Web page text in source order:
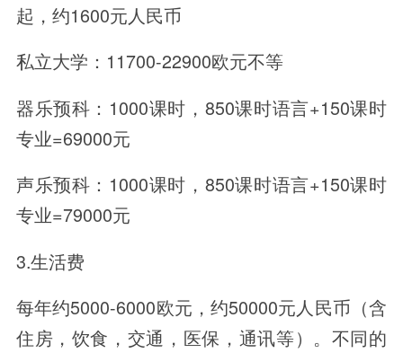
起，约1600元人民币
私立大学：11700-22900欧元不等
器乐预科：1000课时，850课时语言+150课时
专业=69000元
声乐预科：1000课时，850课时语言+150课时
专业=79000元
3.生活费
每年约5000-6000欧元，约50000元人民币（含
住房，饮食，交通，医保，通讯等）。不同的